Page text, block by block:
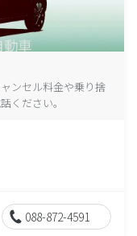
ンセル料金や乗り捨
ください。
088-872-4591